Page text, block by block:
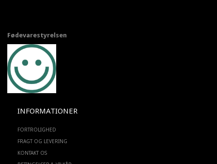
Fødevarestyrelsen
INFORMATIONER
FORTROLIGHED
FRAGT OG LEVERING
KONTAKT OS